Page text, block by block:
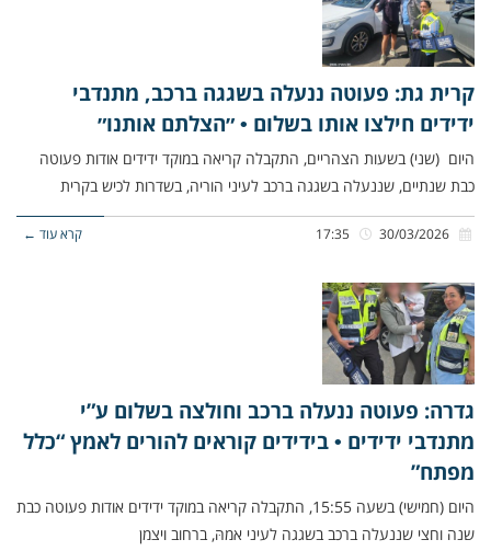
קרית גת: פעוטה ננעלה בשגגה ברכב, מתנדבי
ידידים חילצו אותו בשלום • ״הצלתם אותנו״
היום (שני) בשעות הצהריים, התקבלה קריאה במוקד ידידים אודות פעוטה
כבת שנתיים, שננעלה בשגגה ברכב לעיני הוריה, בשדרות לכיש בקרית
קרא עוד ←
גדרה: פעוטה ננעלה ברכב וחולצה בשלום ע”י
מתנדבי ידידים • בידידים קוראים להורים לאמץ “כלל
מפתח”
היום (חמישי) בשעה 15:55, התקבלה קריאה במוקד ידידים אודות פעוטה כבת
שנה וחצי שננעלה ברכב בשגגה לעיני אמהּ, ברחוב ויצמן